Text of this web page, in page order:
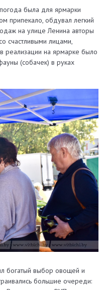
была для ярмарки
припекало, обдувал легкий
на улице Ленина авторы
счастливыми лицами,
на ярмарке было
(собачек) в руках
богатый выбор овощей и
большие очереди: